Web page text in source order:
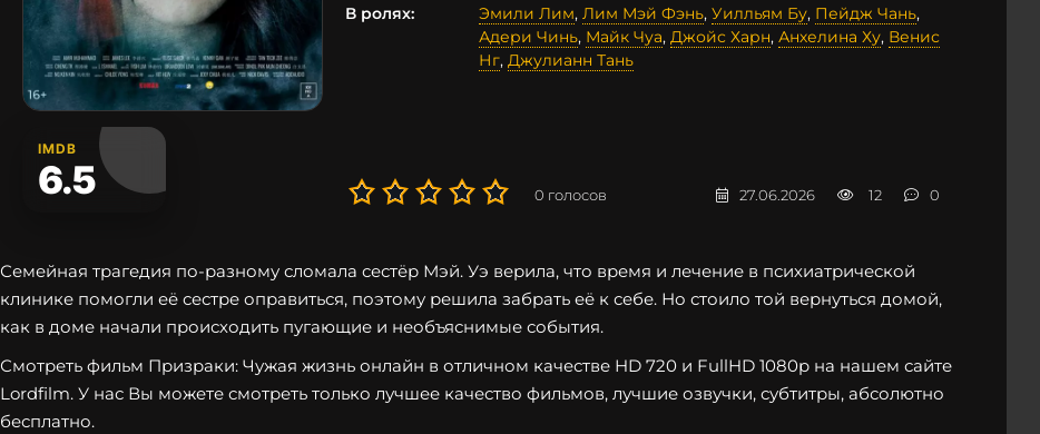
IMDB
6.5
В ролях:
Эмили Лим, Лим Мэй Фэнь, Уилльям Бу, Пейдж Чань,
Адери Чинь, Майк Чуа, Джойс Харн, Анхелина Ху, Венис
Нг, Джулианн Тань
0 голосов 27.06.2026 12 0
Семейная трагедия по-разному сломала сестёр Мэй. Уэ верила, что время и лечение в психиатрической
клинике помогли её сестре оправиться, поэтому решила забрать её к себе. Но стоило той вернуться домой,
как в доме начали происходить пугающие и необъяснимые события.
Смотреть фильм Призраки: Чужая жизнь онлайн в отличном качестве HD 720 и FullHD 1080p на нашем сайте
Lordfilm. У нас Вы можете смотреть только лучшее качество фильмов, лучшие озвучки, субтитры, абсолютно
бесплатно.